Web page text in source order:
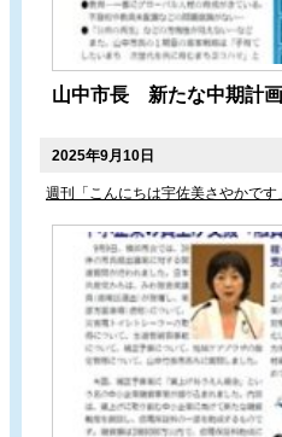
山中市長 新たな中期計
2025年9月10日
週刊「こんにちは宇佐美さやかです」